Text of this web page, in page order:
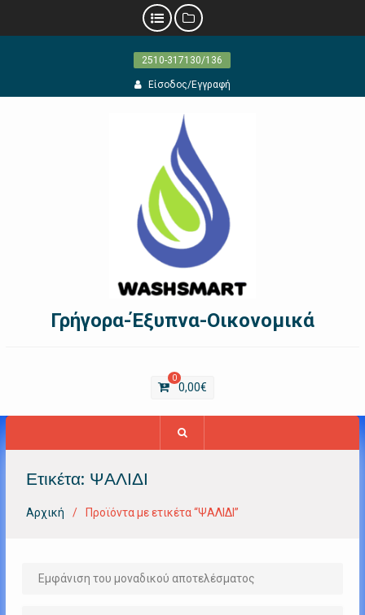
2510-317130/136
Είσοδος/Εγγραφή
Γρήγορα-Έξυπνα-Οικονομικά
0
0,00€
Ετικέτα: ΨΑΛΙΔΙ
Αρχική Προϊόντα με ετικέτα “ΨΑΛΙΔΙ”
Εμφάνιση του μοναδικού αποτελέσματος